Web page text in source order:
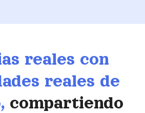
reales con
reales de
compartiendo